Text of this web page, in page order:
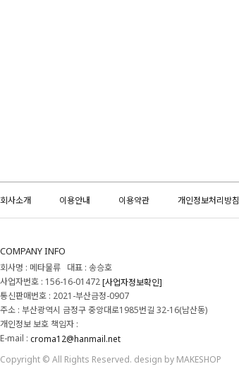
회사소개 이용안내 이용약관 개인정보처리방침
COMPANY INFO
회사명 : 메타물류 대표 : 송승호
사업자번호 : 156-16-01472[사업자정보확인]
통신판매번호 : 2021-부산금정-0907
주소 : 부산광역시 금정구 중앙대로1985번길 32-16(남산동)
개인정보 보호 책임자 :
E-mail : croma12@hanmail.net
Copyright © All Rights Reserved. design by MAKESHOP